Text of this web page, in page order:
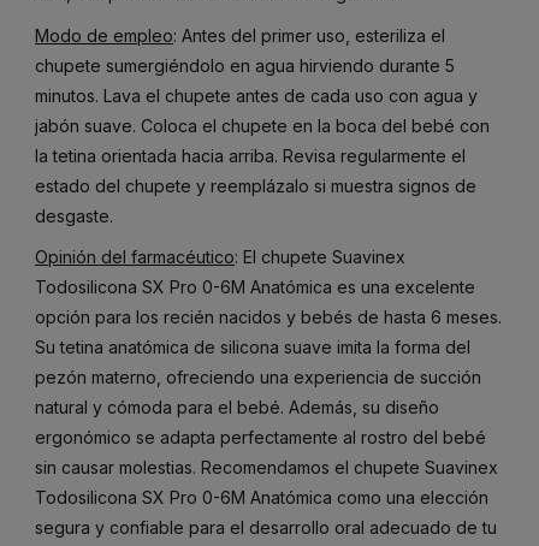
Modo de empleo: Antes del primer uso, esteriliza el
chupete sumergiéndolo en agua hirviendo durante 5
minutos. Lava el chupete antes de cada uso con agua y
jabón suave. Coloca el chupete en la boca del bebé con
la tetina orientada hacia arriba. Revisa regularmente el
estado del chupete y reemplázalo si muestra signos de
desgaste.
Opinión del farmacéutico: El chupete Suavinex
Todosilicona SX Pro 0-6M Anatómica es una excelente
opción para los recién nacidos y bebés de hasta 6 meses.
Su tetina anatómica de silicona suave imita la forma del
pezón materno, ofreciendo una experiencia de succión
natural y cómoda para el bebé. Además, su diseño
ergonómico se adapta perfectamente al rostro del bebé
sin causar molestias. Recomendamos el chupete Suavinex
Todosilicona SX Pro 0-6M Anatómica como una elección
segura y confiable para el desarrollo oral adecuado de tu